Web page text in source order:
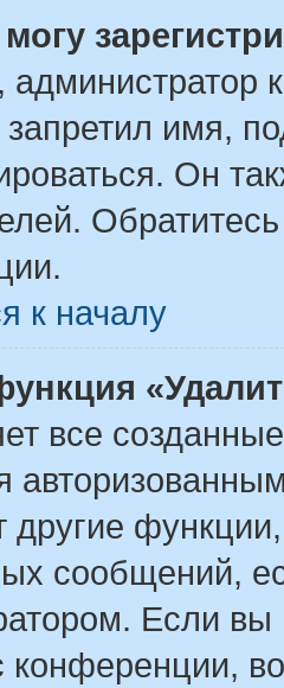
администратор
имя,
Он
к началу
все
другие
сообщений,
Если вы
конференции,